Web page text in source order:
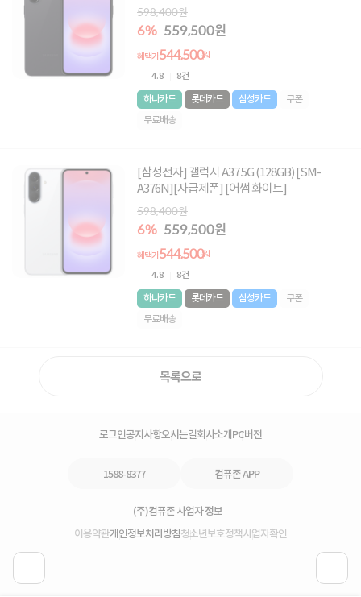
598,400원
6% 559,500원
혜택가544,500원
4.8 8건
하나카드 롯데카드 삼성카드
쿠폰
무료배송
[삼성전자] 갤럭시 A37 5G (128GB) [SM-
A376N][자급제폰] [어썸 화이트]
598,400원
6% 559,500원
혜택가544,500원
4.8 8건
하나카드 롯데카드 삼성카드
쿠폰
무료배송
목록으로
로그인공지사항오시는길회사소개PC버전
1588-8377 컴퓨존 APP
(주)컴퓨존 사업자 정보
이용약관개인정보처리방침청소년보호정책사업자확인